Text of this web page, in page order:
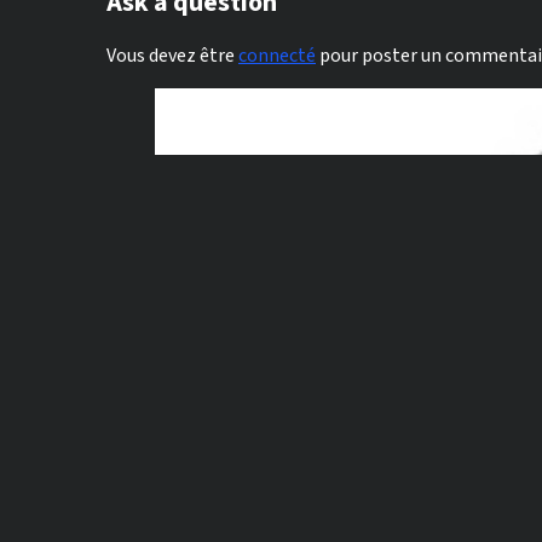
Vous devez êtreconnecté pour poster un